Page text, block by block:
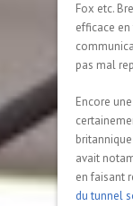
Fox etc.
efficace
pas mal
Encore
britannique
avait
en faisant
du tunnel